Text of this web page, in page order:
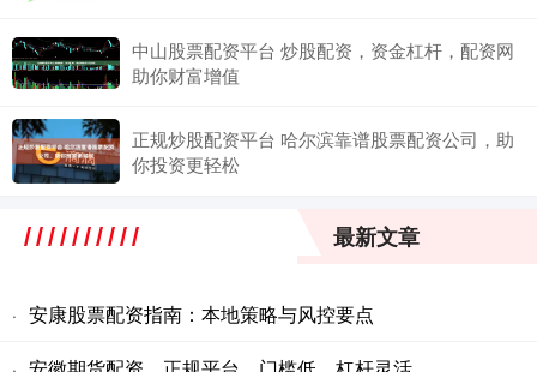
中山股票配资平台 炒股配资，资金杠杆，配资网
助你财富增值
正规炒股配资平台 哈尔滨靠谱股票配资公司，助
你投资更轻松
最新文章
· 安康股票配资指南：本地策略与风控要点